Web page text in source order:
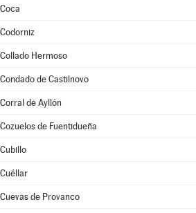
Coca
Codorniz
Collado Hermoso
Condado de Castilnovo
Corral de Ayllón
Cozuelos de Fuentidueña
Cubillo
Cuéllar
Cuevas de Provanco